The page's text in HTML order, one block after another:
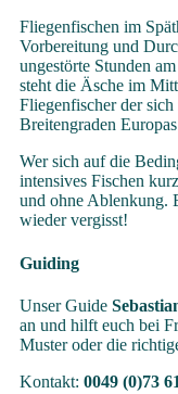
Fliegenfischen im
Vorbereitung und
ungestörte Stunden
steht die Äsche im
Fliegenfischer der
Breitengraden
Wer sich auf die
intensives Fischen
und ohne Ablenkung.
wieder vergisst!
Guiding
Unser Guide
an und hilft euch bei
Muster oder die
Kontakt: 0049 (0)73